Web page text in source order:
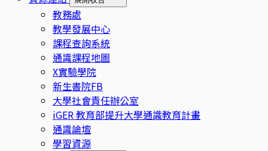
教務處
教學發展中心
課程查詢系統
通識課程地圖
X實驗學院
新生書院FB
大學社會責任辦公室
iGER 教育部提升大學通識教育計畫
通識論壇
學習資源